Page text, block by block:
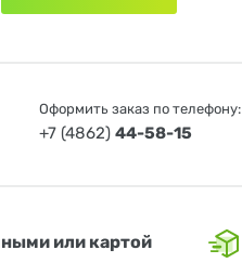
Оформить заказ по телефону:
+7 (4862)44-58-15
или картой